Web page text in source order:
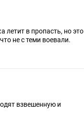
летит в пропасть, но это
не с теми воевали.
взвешенную и